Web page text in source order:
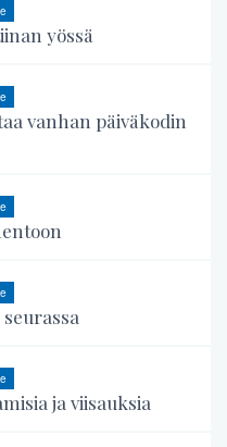
yössä
vanhan päiväkodin
ja viisauksia